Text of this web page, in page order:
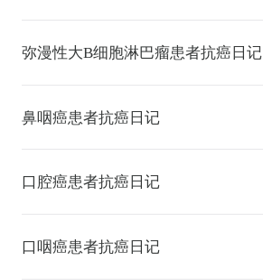
弥漫性⼤B细胞淋巴瘤患者抗癌日记
⿐咽癌患者抗癌日记
⼝腔癌患者抗癌日记
⼝咽癌患者抗癌日记